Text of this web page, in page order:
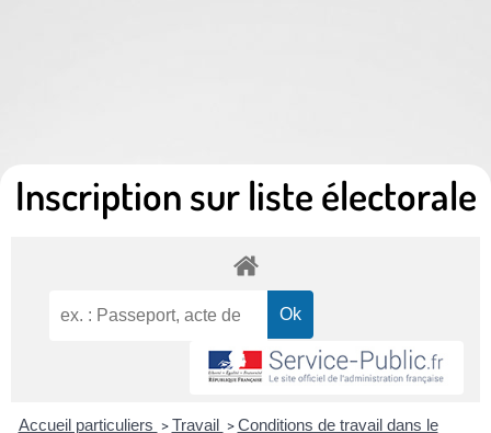
Inscription sur liste électorale
Accueil particuliers > Travail > Conditions de travail dans le